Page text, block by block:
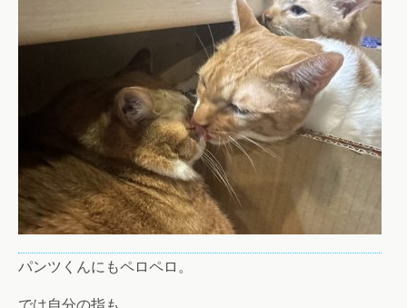
パンツくんにもペロペロ。